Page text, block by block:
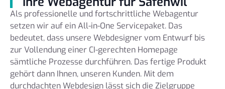
Als professionelle und fortschrittliche Webagentur
setzen wir auf ein All-in-One Servicepaket. Das
bedeutet, dass unsere Webdesigner vom Entwurf bis
zur Vollendung einer CI-gerechten Homepage
sämtliche Prozesse durchführen. Das fertige Produkt
gehört dann Ihnen, unseren Kunden. Mit dem
durchdachten Webdesign lässt sich die Zielgruppe